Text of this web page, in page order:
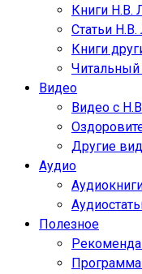
Книги Н.В.
Статьи
Книги
Читальный
Видео
Видео с
Другие
Аудио
Полезное
Программа